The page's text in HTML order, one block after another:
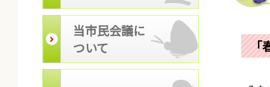
当市民会議に
ついて